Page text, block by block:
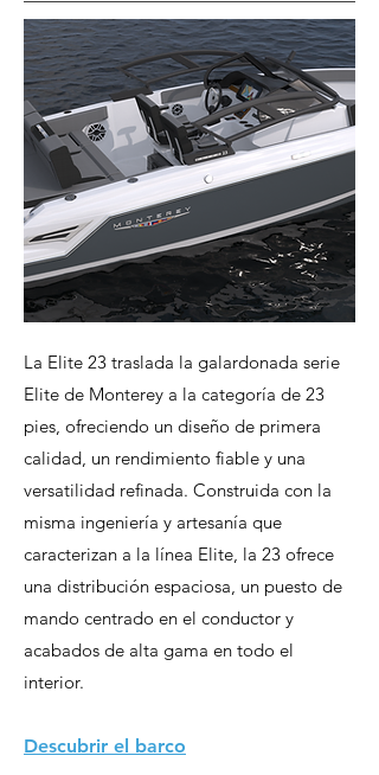
La Elite 23 traslada la galardonada serie
Elite de Monterey a la categoría de 23
pies, ofreciendo un diseño de primera
calidad, un rendimiento fiable y una
versatilidad refinada. Construida con la
misma ingeniería y artesanía que
caracterizan a la línea Elite, la 23 ofrece
una distribución espaciosa, un puesto de
mando centrado en el conductor y
acabados de alta gama en todo el
interior.
Descubrir el barco